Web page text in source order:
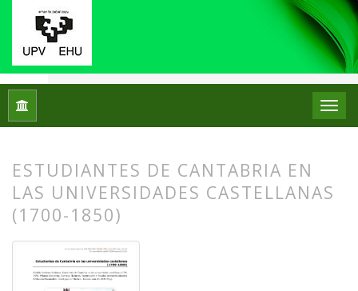
Inicio Reseñas bibliográficas
ESTUDIANTES DE CANTABRIA EN
LAS UNIVERSIDADES CASTELLANAS
(1700-1850)